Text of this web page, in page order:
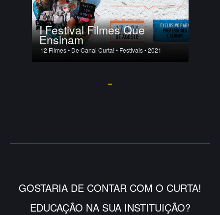
I Festival Filmes Que
Ensinam
12 Filmes• De Canal Curta!• Festivais• 2021
GOSTARIA DE CONTAR COM O CURTA!
EDUCAÇÃO NA SUA INSTITUIÇÃO?